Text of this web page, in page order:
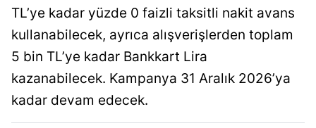
TL’ye kadar yüzde 0 faizli taksitli nakit avans
kullanabilecek, ayrıca alışverişlerden toplam
5 bin TL’ye kadar Bankkart Lira
kazanabilecek. Kampanya 31 Aralık 2026’ya
kadar devam edecek.